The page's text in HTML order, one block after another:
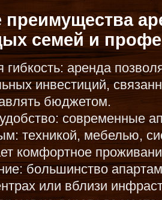
семей и
гибкость: аренда
инвестиций,
бюджетом.
современные
техникой, мебелью,
комфортное
большинство
или вблизи